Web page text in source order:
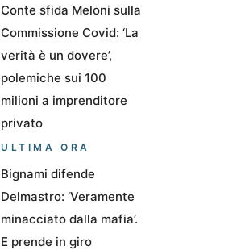
Conte sfida Meloni sulla
Commissione Covid: ‘La
verità è un dovere’,
polemiche sui 100
milioni a imprenditore
privato
ULTIMA ORA
Bignami difende
Delmastro: ‘Veramente
minacciato dalla mafia’.
E prende in giro